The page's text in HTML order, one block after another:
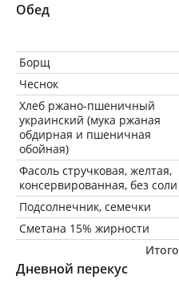
Обед
Борщ
Чеснок
Хлеб ржано-пшеничный
украинский (мука ржаная
обдирная и пшеничная
обойная)
Фасоль стручковая, желтая,
консервированная, без соли
Подсолнечник, семечки
Сметана 15% жирности
Итого
Дневной перекус